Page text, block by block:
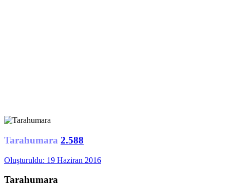
Tarahumara 2.588
Oluşturuldu: 19 Haziran 2016
Tarahumara